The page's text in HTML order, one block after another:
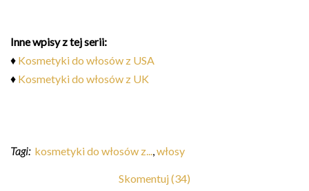
Inne wpisy z tej serii:
♦ Kosmetyki do włosów z USA
♦ Kosmetyki do włosów z UK
Tagi: kosmetyki do włosów z...,włosy
Skomentuj (34)